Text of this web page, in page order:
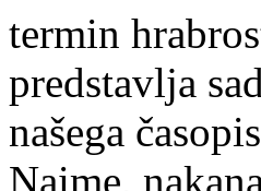
termin
predstavlja
našega
Naime,